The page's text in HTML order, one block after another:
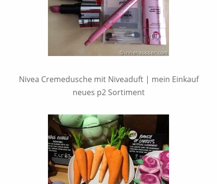
Nivea Cremedusche mit Niveaduft | mein Einkauf
neues p2 Sortiment